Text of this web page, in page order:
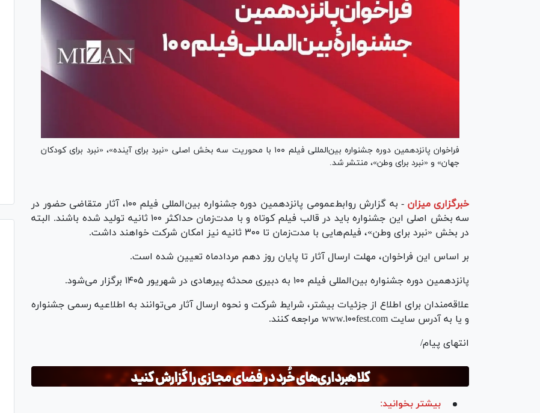
فراخوان پانزدهمین دوره جشنواره بین‌المللی فیلم ۱۰۰ با محوریت سه بخش اصلی «نبرد برای آینده»، «نبرد برای کودکان
جهان» و «نبرد برای وطن»، منتشر شد.
خبرگزاری میزان -
به گزارش روابط‌عمومی پانزدهمین دوره جشنواره بین‌المللی فیلم ۱۰۰، آثار متقاضی حضور در
سه بخش اصلی این جشنواره باید در قالب فیلم کوتاه و با مدت‌زمان حداکثر ۱۰۰ ثانیه تولید شده باشند. البته
در بخش «نبرد برای وطن»، فیلم‌هایی با مدت‌زمان تا ۳۰۰ ثانیه نیز امکان شرکت خواهند داشت.
بر اساس این فراخوان، مهلت ارسال آثار تا پایان روز دهم مردادماه تعیین شده است.
پانزدهمین دوره جشنواره بین‌المللی فیلم ۱۰۰ به دبیری محدثه پیرهادی در شهریور ۱۴۰۵ برگزار می‌شود.
علاقه‌مندان برای اطلاع از جزئیات بیشتر، شرایط شرکت و نحوه ارسال آثار می‌توانند به اطلاعیه رسمی جشنواره
و یا به آدرس سایت www.۱۰۰fest.com مراجعه کنند.
انتهای پیام/
بیشتر بخوانید: